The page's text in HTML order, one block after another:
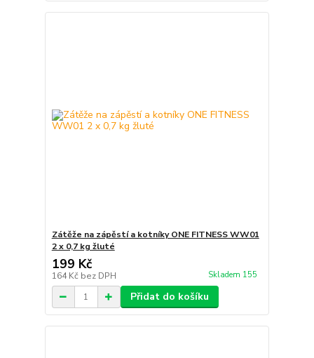
Zátěže na zápěstí a kotníky ONE FITNESS WW01
2 x 0,7 kg žluté
199 Kč
164 Kč bez DPH Skladem 155
Přidat do košíku